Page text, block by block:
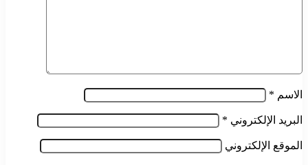
الاسم *
البريد الإلكتروني *
الموقع الإلكتروني